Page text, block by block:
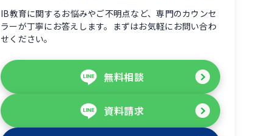
IB教育に関するお悩みやご不明点など、専門のカウンセ
ラーが丁寧にお答えします。まずはお気軽にお問い合わ
せください。
無料相談
資料請求